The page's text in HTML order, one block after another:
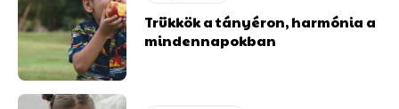
Trükkök a tányéron, harmónia a
mindennapokban